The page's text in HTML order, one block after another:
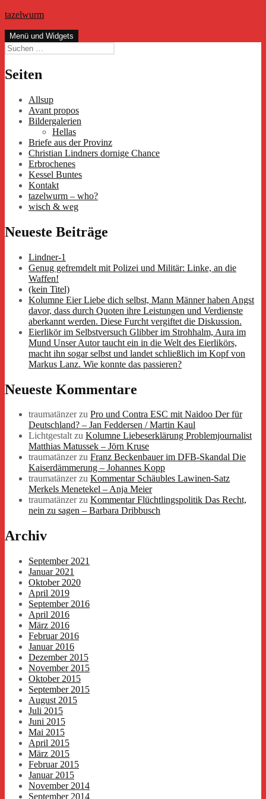
Zum
springen
tazelwurm
Menü und Widgets
Suchen
nach:
Seiten
Allsup
Avant propos
Bildergalerien
Hellas
Briefe aus der Provinz
Christian Lindners dornige Chance
Erbrochenes
Kessel Buntes
Kontakt
tazelwurm – who?
wisch & weg
Neueste Beiträge
Lindner-1
Genug gefremdelt mit Polizei und Militär: Linke, an die
Waffen!
(kein Titel)
Kolumne Eier Liebe dich selbst, Mann Männer haben Angst
davor, dass durch Quoten ihre Leistungen und Verdienste
aberkannt werden. Diese Furcht vergiftet die Diskussion.
Eierlikör im Selbstversuch Glibber im Strohhalm, Aura im
Mund Unser Autor taucht ein in die Welt des Eierlikörs,
macht ihn sogar selbst und landet schließlich im Kopf von
Markus Lanz. Wie konnte das passieren?
Neueste Kommentare
traumatänzerzu Pro und Contra ESC mit Naidoo Der für
Deutschland? – Jan Feddersen / Martin Kaul
Lichtgestaltzu Kolumne Liebeserklärung Problemjournalist
Matthias Matussek – Jörn Kruse
traumatänzerzu Franz Beckenbauer im DFB-Skandal Die
Kaiserdämmerung – Johannes Kopp
traumatänzerzu Kommentar Schäubles Lawinen-Satz
Merkels Menetekel – Anja Meier
traumatänzerzu Kommentar Flüchtlingspolitik Das Recht,
nein zu sagen – Barbara Dribbusch
Archiv
September 2021
Januar 2021
Oktober 2020
April 2019
September 2016
April 2016
März 2016
Februar 2016
Januar 2016
Dezember 2015
November 2015
Oktober 2015
September 2015
August 2015
Juli 2015
Juni 2015
Mai 2015
April 2015
März 2015
Februar 2015
Januar 2015
November 2014
September 2014